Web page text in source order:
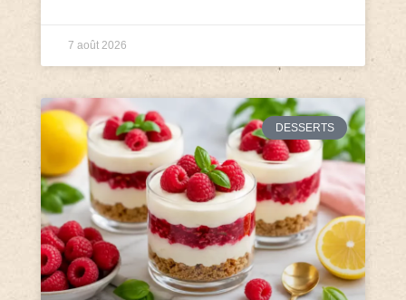
7 août 2026
DESSERTS